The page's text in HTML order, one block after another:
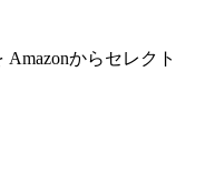
Amazonからセレクト